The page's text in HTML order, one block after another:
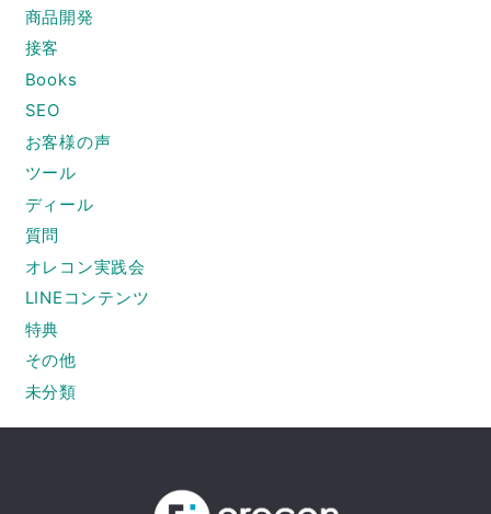
商品開発
接客
Books
SEO
お客様の声
ツール
ディール
質問
オレコン実践会
LINEコンテンツ
特典
その他
未分類